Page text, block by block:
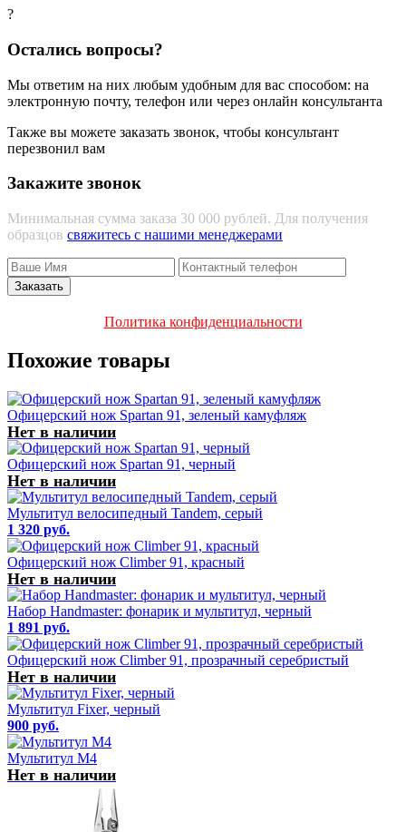
?
Остались вопросы?
Мы ответим на них любым удобным для вас способом: на
электронную почту, телефон или через онлайн консультанта
Также вы можете заказать звонок, чтобы консультант
перезвонил вам
Закажите звонок
Минимальная сумма заказа 30 000 рублей. Для получения
образцов свяжитесь с нашими менеджерами
Политика конфиденциальности
Похожие товары
Офицерский нож Spartan 91, зеленый камуфляж
Нет в наличии
Офицерский нож Spartan 91, черный
Нет в наличии
Мультитул велосипедный Tandem, серый
1 320 руб.
Офицерский нож Climber 91, красный
Нет в наличии
Набор Handmaster: фонарик и мультитул, черный
1 891 руб.
Офицерский нож Climber 91, прозрачный серебристый
Нет в наличии
Мультитул Fixer, черный
900 руб.
Мультитул M4
Нет в наличии